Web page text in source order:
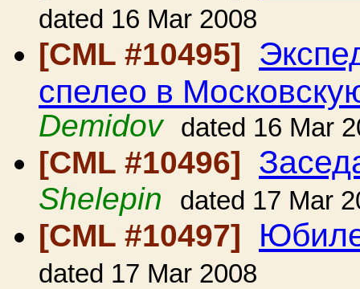
dated 16 Mar 2008
[CML #10495]
спелео в
Demidov
dated 16 Mar
[CML #10496]
Shelepin dated 17 Mar
[CML #10497]
dated 17 Mar 2008